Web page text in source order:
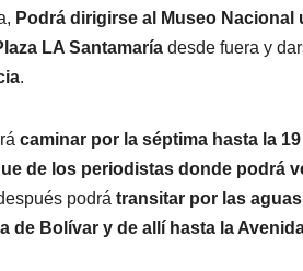
Podrá dirigirse al Museo
LA Santamaría desde fuera y
.
caminar por la séptima hasta la
de los periodistas donde podrá
podrá transitar por las aguas
de Bolívar y de allí hasta la